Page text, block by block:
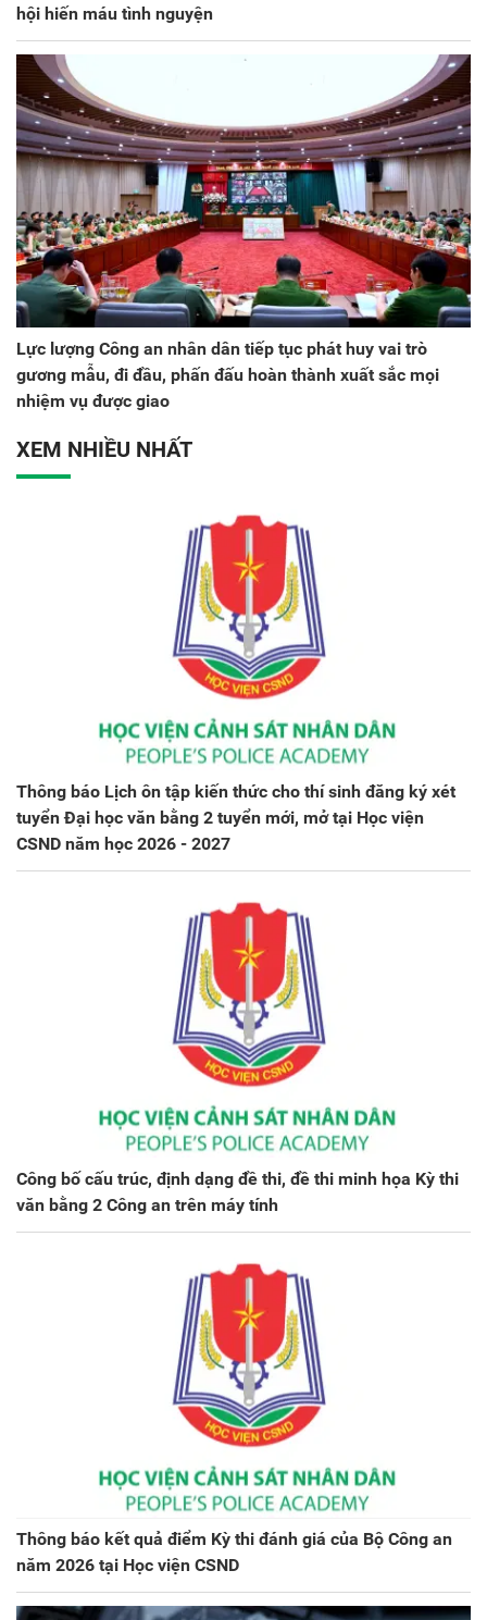
hội hiến máu tình nguyện
Lực lượng Công an nhân dân tiếp tục phát huy vai trò
gương mẫu, đi đầu, phấn đấu hoàn thành xuất sắc mọi
nhiệm vụ được giao
XEM NHIỀU NHẤT
Thông báo Lịch ôn tập kiến thức cho thí sinh đăng ký xét
tuyển Đại học văn bằng 2 tuyển mới, mở tại Học viện
CSND năm học 2026 - 2027
Công bố cấu trúc, định dạng đề thi, đề thi minh họa Kỳ thi
văn bằng 2 Công an trên máy tính
Thông báo kết quả điểm Kỳ thi đánh giá của Bộ Công an
năm 2026 tại Học viện CSND